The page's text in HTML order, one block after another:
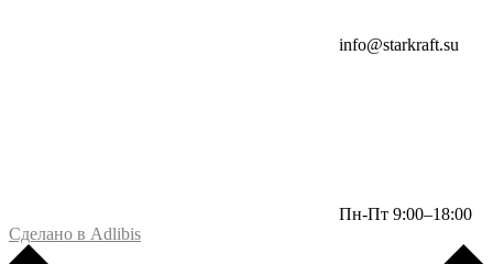
info@starkraft.su
Пн-Пт 9:00–18:00
Сделано в Adlibis